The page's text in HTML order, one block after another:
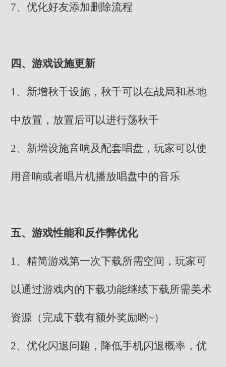
7、优化好友添加删除流程
四、游戏设施更新
1、新增秋千设施，秋千可以在战局和基地
中放置，放置后可以进行荡秋千
2、新增设施音响及配套唱盘，玩家可以使
用音响或者唱片机播放唱盘中的音乐
五、游戏性能和反作弊优化
1、精简游戏第一次下载所需空间，玩家可
以通过游戏内的下载功能继续下载所需美术
资源（完成下载有额外奖励哟~）
2、优化闪退问题，降低手机闪退概率，优